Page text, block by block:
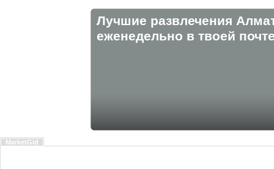
Лучшие развлечения
eженедельно в твоей
MarketGid